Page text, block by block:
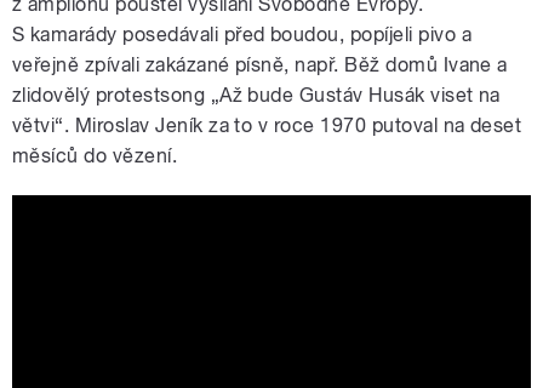
S kamarády posedávali před boudou, popíjeli pivo a
veřejně zpívali zakázané písně, např. Běž domů Ivane a
zlidovělý protestsong „Až bude Gustáv Husák viset na
větvi“. Miroslav Jeník za to v roce 1970 putoval na deset
měsíců do vězení.